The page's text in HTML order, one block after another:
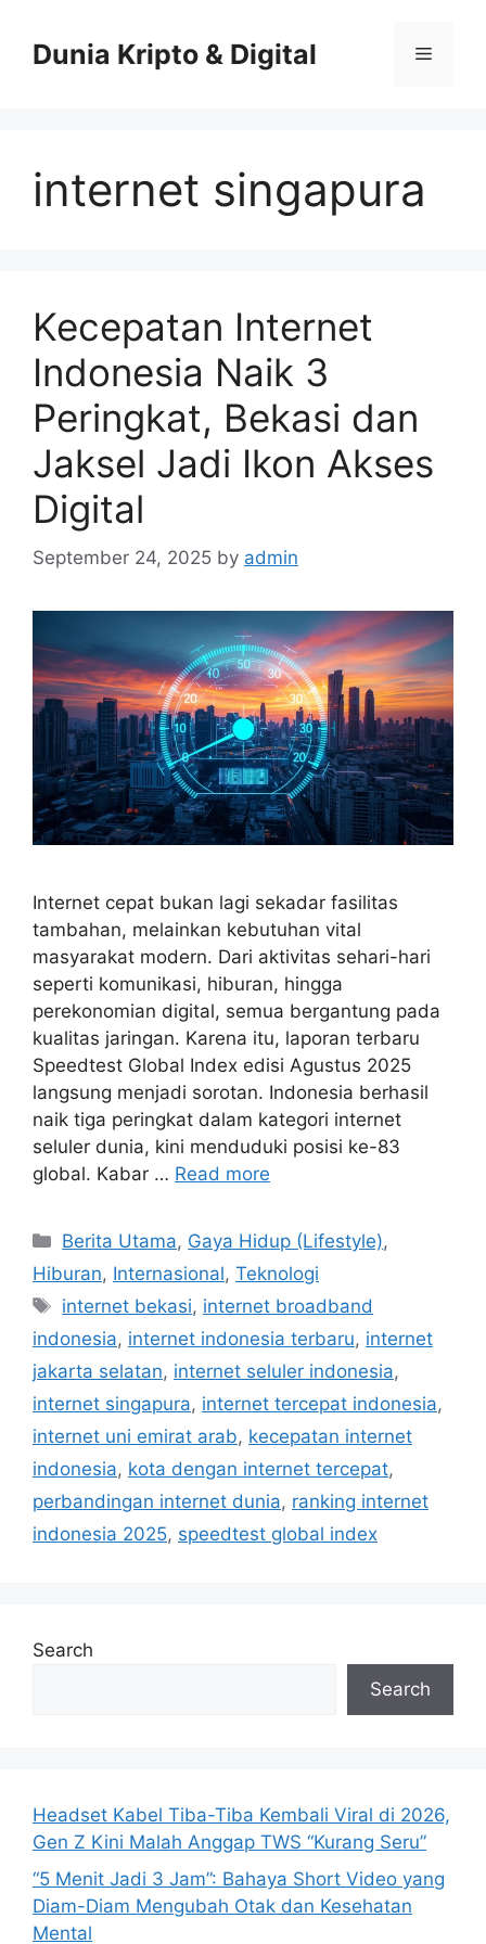
contentDunia Kripto & Digital Menu
internet singapura
Kecepatan Internet
Indonesia Naik 3
Peringkat, Bekasi dan
Jaksel Jadi Ikon Akses
Digital
September 24, 2025 by admin
Internet cepat bukan lagi sekadar fasilitas
tambahan, melainkan kebutuhan vital
masyarakat modern. Dari aktivitas sehari-hari
seperti komunikasi, hiburan, hingga
perekonomian digital, semua bergantung pada
kualitas jaringan. Karena itu, laporan terbaru
Speedtest Global Index edisi Agustus 2025
langsung menjadi sorotan. Indonesia berhasil
naik tiga peringkat dalam kategori internet
seluler dunia, kini menduduki posisi ke-83
global. Kabar … Read more
C
a
e
g
o
r
i
s
Berita Utama, Gaya Hidup (Lifestyle),
Hiburan, Internasional, Teknologi
T
a
s
internet bekasi, internet broadband
indonesia, internet indonesia terbaru, internet
jakarta selatan, internet seluler indonesia,
internet singapura, internet tercepat indonesia,
internet uni emirat arab, kecepatan internet
indonesia, kota dengan internet tercepat,
perbandingan internet dunia, ranking internet
indonesia 2025, speedtest global index
Search
Search
Headset Kabel Tiba-Tiba Kembali Viral di 2026,
Gen Z Kini Malah Anggap TWS “Kurang Seru”
“5 Menit Jadi 3 Jam”: Bahaya Short Video yang
Diam-Diam Mengubah Otak dan Kesehatan
Mental